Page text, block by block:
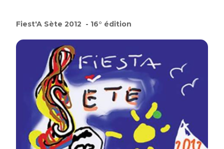
Fiest'A Sète 2012 - 16° édition